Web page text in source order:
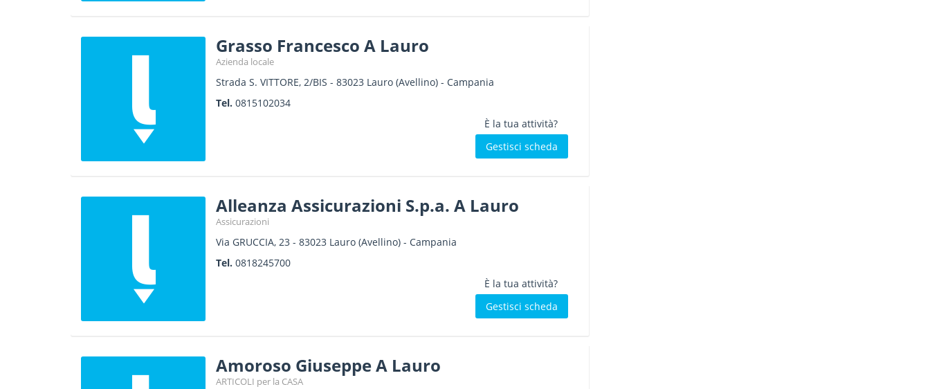
Grasso Francesco A Lauro
Azienda locale
Strada S. VITTORE, 2/BIS - 83023 Lauro(Avellino) - Campania
Tel. 0815102034
È la tua attività?
Gestisci scheda
Alleanza Assicurazioni S.p.a. A Lauro
Assicurazioni
Via GRUCCIA, 23- 83023 Lauro(Avellino) - Campania
Tel. 0818245700
È la tua attività?
Gestisci scheda
Amoroso Giuseppe A Lauro
ARTICOLI per la CASA